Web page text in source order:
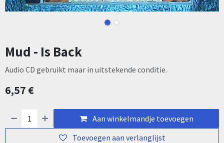
Mud - Is Back
Audio CD gebruikt maar in uitstekende conditie.
6,57€
Aan winkelmandje toevoegen
Toevoegen aan verlanglijst